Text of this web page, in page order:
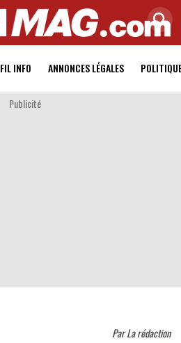
FIL INFO ANNONCES LÉGALES
Publicité
ParLa rédaction